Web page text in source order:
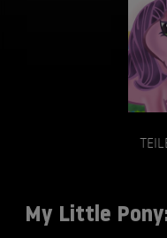
My Little